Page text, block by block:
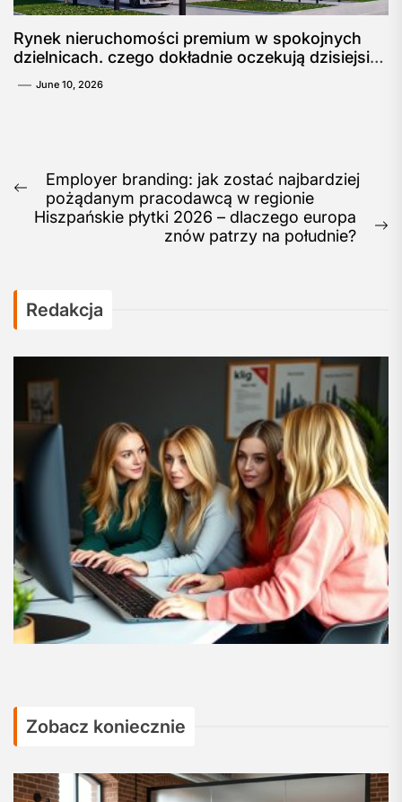
Rynek nieruchomości premium w spokojnych
dzielnicach. czego dokładnie oczekują dzisiejsi
June 10, 2026
Post
navigation
Previous
post:
Employer branding: jak zostać najbardziej
pożądanym pracodawcą w regionie
Hiszpańskie płytki 2026 – dlaczego europa
znów patrzy na południe?
Redakcja
Zobacz koniecznie